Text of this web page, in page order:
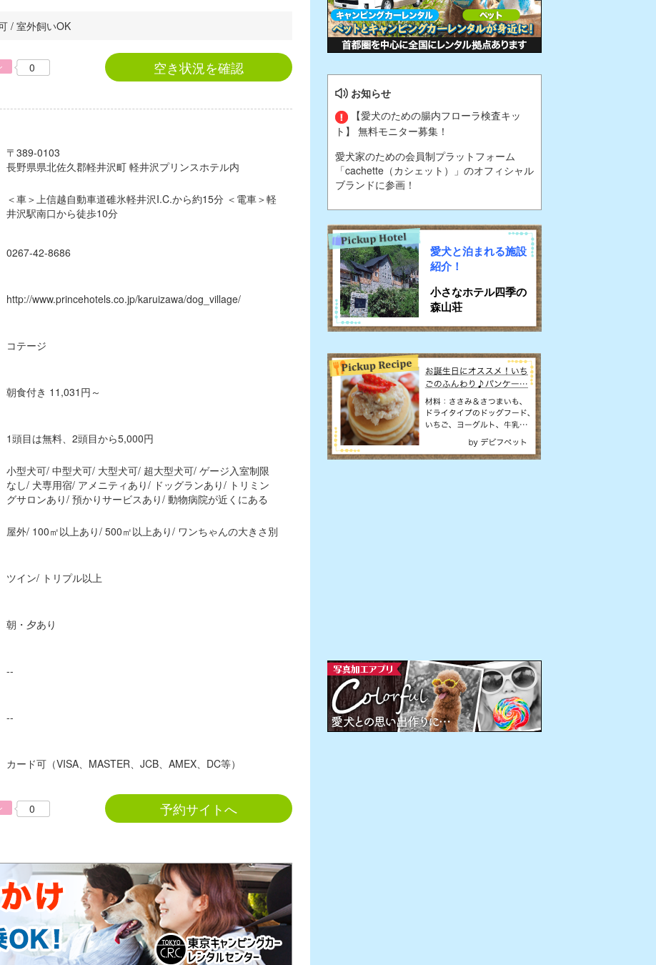
/ 室外飼いOK
0 空き状況を確認
〒389-0103
長野県県北佐久郡軽井沢町 軽井沢プリンスホテル内
＜車＞上信越自動車道碓氷軽井沢I.C.から約15分 ＜電車＞軽
井沢駅南口から徒歩10分
0267-42-8686
http://www.princehotels.co.jp/karuizawa/dog_village/
コテージ
朝食付き 11,031円～
1頭目は無料、2頭目から5,000円
小型犬可/ 中型犬可/ 大型犬可/ 超大型犬可/ ゲージ入室制限
なし/ 犬専用宿/ アメニティあり/ ドッグランあり/ トリミン
グサロンあり/ 預かりサービスあり/ 動物病院が近くにある
屋外/ 100㎡以上あり/ 500㎡以上あり/ ワンちゃんの大きさ別
ツイン/ トリプル以上
朝・夕あり
--
--
カード可（VISA、MASTER、JCB、AMEX、DC等）
0 予約サイトへ
お知らせ
【愛犬のための腸内フローラ検査キッ
ト】 無料モニター募集！
愛犬家のための会員制プラットフォーム
「cachette（カシェット）」のオフィシャル
ブランドに参画！
愛犬と泊まれる施設
紹介！
小さなホテル四季の
森山荘